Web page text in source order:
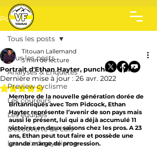
Post
Tous les posts
Analyses & Enquêtes
Preview cyclisme
Les coureurs
Les équipes
Découverte de cols
Les voix du cyclisme
Tous les posts
Portrait d'Ethan Hayter, puncheur d'élite
Titouan Lallemand
3 min de lecture
Dernière mise à jour : 26 avr. 2022
Noté NaN étoiles sur 5.
Membre de la nouvelle génération dorée de
Britanniques avec Tom Pidcock, Ethan
Hayter représente l’avenir de son pays mais
aussi le présent, lui qui a déjà accumulé 11
victoires en deux saisons chez les pros. A 23
ans, Ethan peut tout faire et possède une
grande marge de progression.